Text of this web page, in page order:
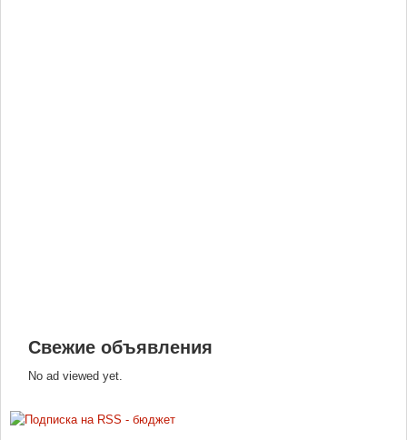
Свежие объявления
No ad viewed yet.